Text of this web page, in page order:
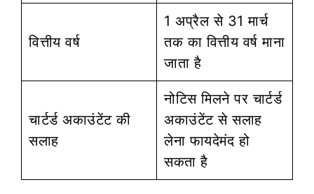
वित्तीय वर्ष
1 अप्रैल से 31 मार्च
तक का वित्तीय वर्ष माना
जाता है
चार्टर्ड अकाउंटेंट की
सलाह
नोटिस मिलने पर चार्टर्ड
अकाउंटेंट से सलाह
लेना फायदेमंद हो
सकता है